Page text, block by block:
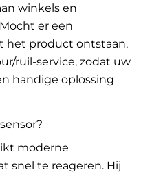
winkels en
er een
het product ontstaan,
ruil-service, zodat uw
handige oplossing
moderne
snel te reageren. Hij